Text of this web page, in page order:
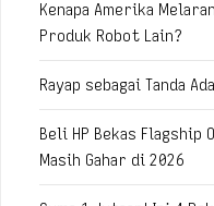
Kenapa Amerika
Produk Robot Lain?
Rayap sebagai Tanda
Beli HP Bekas Flagship
Masih Gahar di 2026